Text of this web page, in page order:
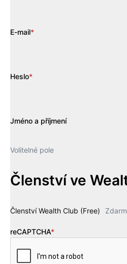
E-mail*
Heslo*
Jméno a příjmení
Volitelné pole
Členství ve
Členství Wealth Club (Free)
reCAPTCHA*